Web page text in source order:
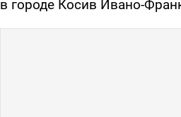
в городе Косив Ивано-